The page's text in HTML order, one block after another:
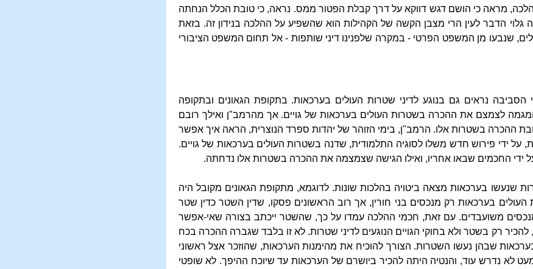
מראה כי הושם דגש דווקא על דרך קבלת הפטור ממס. נראה, כי טובת הכלל הנחתה
הדבר לעין הרי מצבן הקשה של הקהילות הוא שהשפיע על ההלכה בנידון זה. בזאת
שנבעו מן המשפט הפרטי - במקרה שלפנינו דיני שותפות - אל תחום המשפט הציבורי
הסביבה נראים גם בנוגע לדיני שטרות העולים בערכאות. בתקופת הגאונים ובתקופה
המאה ה- 13, גברה המגמה לצמצם את ההכרה בשטרות העולים בערכאות של גויים. אך מהרמב"ן ואילך רובם
ההכרה בשטרות אלו. הרמב"ן, בימי הזוהר של יהדות ספרד הנוצרית, הראה איך אפשר
על ידי פירוש חדש משלו לסוגיה התלמודית, שדנה בשטרות העולים בערכאות של גויים.
ידי החכמים שבאו אחריו, ואילו הגישה שצמצמה את ההכרה בשטרות אלו נדחתה.
בערכאות מצאה ביטויה בהלכות שונות. לדוגמא, מתקופת הגאונים מקובל היה
העולים בערכאות רק מנכסים בני חורין, אך רוב הראשונים פסקו, שדין השטר כדין שטר
מנכסים משועבדים. עם זאת, חכמי ההלכה עמדו על כך, שהשטר ייכתב בצורה שאי-אפשר
להכיר רק בשטר ולא בחוקי הגויים הנוגעים לדיני שטרות. לא זו בלבד שגברה ההכרה בכח
שבהן נעשו השטרות. הצורך להוכיח את מהימנות הערכאות, שהוזכר אצל ראשוני
לא נדרש עוד, והנטיה היתה להכיר ביושרם של הערכאות עד שיוכח ההיפך. לא שופטי